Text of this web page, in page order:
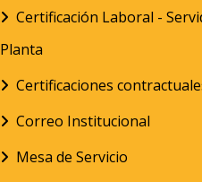
Certificación Laboral -
Planta
Certificaciones
Correo Institucional
Mesa de Servicio